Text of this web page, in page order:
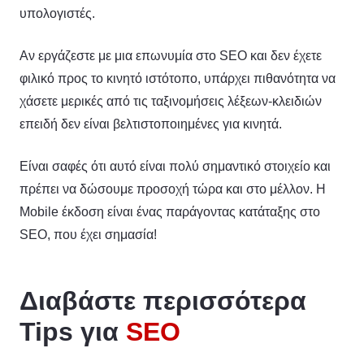
υπολογιστές.
Αν εργάζεστε με μια επωνυμία στο SEO και δεν έχετε
φιλικό προς το κινητό ιστότοπο, υπάρχει πιθανότητα να
χάσετε μερικές από τις ταξινομήσεις λέξεων-κλειδιών
επειδή δεν είναι βελτιστοποιημένες για κινητά.
Είναι σαφές ότι αυτό είναι πολύ σημαντικό στοιχείο και
πρέπει να δώσουμε προσοχή τώρα και στο μέλλον. Η
Mobile έκδοση είναι ένας παράγοντας κατάταξης στο
SEO, που έχει σημασία!
Διαβάστε περισσότερα
Tips για SEO